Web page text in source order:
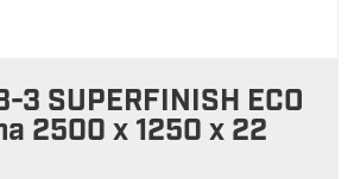
3 SUPERFINISH ECO
2500 x 1250 x 22